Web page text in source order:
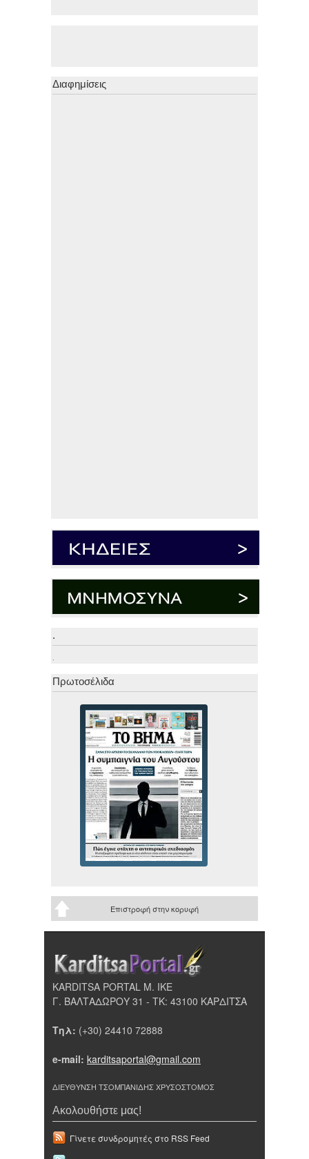
Διαφημίσεις
.
.
Πρωτοσέλιδα
Επιστροφή στην κορυφή
KARDITSA PORTAL Μ. ΙΚΕ
Γ. ΒΑΛΤΑΔΩΡΟΥ 31 - ΤΚ: 43100 ΚΑΡΔΙΤΣΑ
Τηλ: (+30) 24410 72888
e-mail: karditsaportal@gmail.com
ΔΙΕΥΘΥΝΣΗ ΤΣΟΜΠΑΝΙΔΗΣ ΧΡΥΣΟΣΤΟΜΟΣ
Ακολουθήστε μας!
Γίνετε συνδρομητές στο RSS Feed